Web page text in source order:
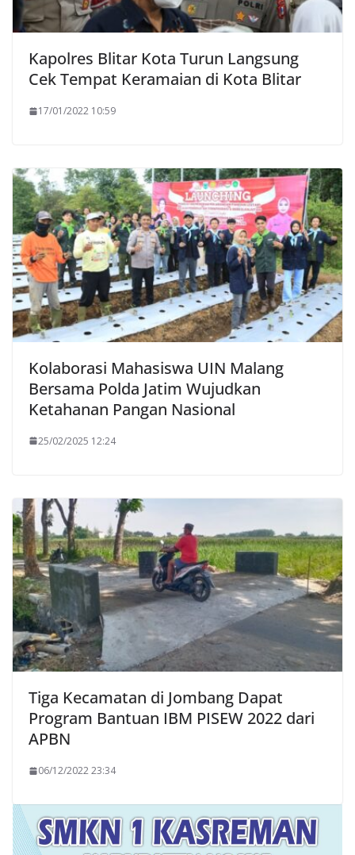
Kapolres Blitar Kota Turun Langsung
Cek Tempat Keramaian di Kota Blitar
17/01/2022 10:59
Kolaborasi Mahasiswa UIN Malang
Bersama Polda Jatim Wujudkan
Ketahanan Pangan Nasional
25/02/2025 12:24
Tiga Kecamatan di Jombang Dapat
Program Bantuan IBM PISEW 2022 dari
APBN
06/12/2022 23:34